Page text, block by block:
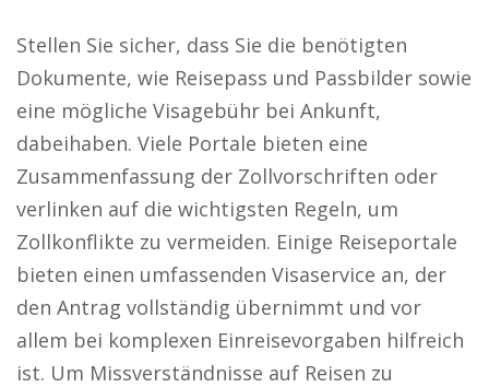
Stellen Sie sicher, dass Sie die benötigten
Dokumente, wie Reisepass und Passbilder sowie
eine mögliche Visagebühr bei Ankunft,
dabeihaben. Viele Portale bieten eine
Zusammenfassung der Zollvorschriften oder
verlinken auf die wichtigsten Regeln, um
Zollkonflikte zu vermeiden. Einige Reiseportale
bieten einen umfassenden Visaservice an, der
den Antrag vollständig übernimmt und vor
allem bei komplexen Einreisevorgaben hilfreich
ist. Um Missverständnisse auf Reisen zu